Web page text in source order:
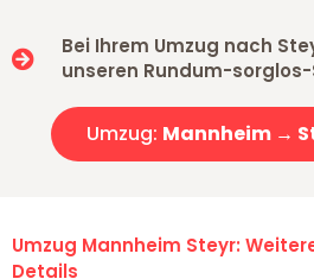
Bei Ihrem Umzug nach
unseren Rundum-
Umzug: Mannheim →
Umzug Mannheim Steyr:
Details